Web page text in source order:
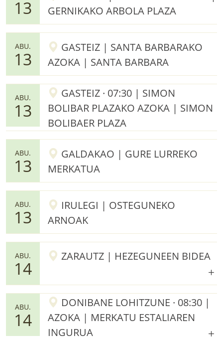
13
GERNIKAKO ARBOLA PLAZA
ABU.
13
GASTEIZ | SANTA BARBARAKO
AZOKA | SANTA BARBARA
ABU.
13
GASTEIZ · 07:30 | SIMON
BOLIBAR PLAZAKO AZOKA | SIMON
BOLIBAER PLAZA
ABU.
13
GALDAKAO | GURE LURREKO
MERKATUA
ABU.
13
IRULEGI | OSTEGUNEKO
ARNOAK
ABU.
14
ZARAUTZ | HEZEGUNEEN BIDEA
ABU.
14
DONIBANE LOHITZUNE · 08:30 |
AZOKA | MERKATU ESTALIAREN
INGURUA